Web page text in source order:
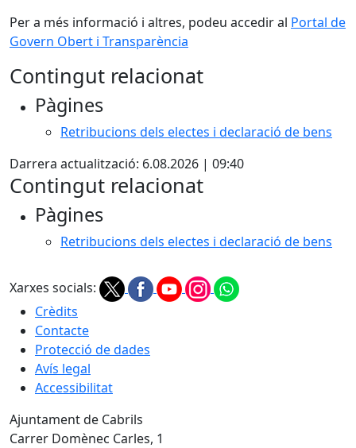
Per a més informació i altres, podeu accedir al Portal de
Govern Obert i Transparència
Contingut relacionat
Pàgines
Retribucions dels electes i declaració de bens
Darrera actualització: 6.08.2026 | 09:40
Contingut relacionat
Pàgines
Retribucions dels electes i declaració de bens
Xarxes socials:
Crèdits
Contacte
Protecció de dades
Avís legal
Accessibilitat
Ajuntament de Cabrils
Carrer Domènec Carles, 1